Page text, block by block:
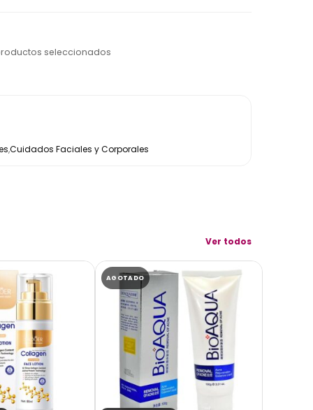
seleccionados
,Cuidados Faciales y Corporales
Ver todos
AGOTADO